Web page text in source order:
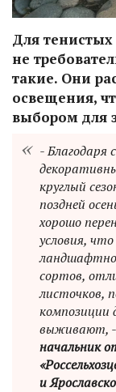
Для
не
такие. Они
освещения,
выбором для
-
круглый
поздней
хорошо
условия,
сортов,
листочков,
композиции
выживают, -
начальник
и